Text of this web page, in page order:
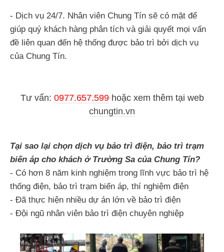
- Dịch vụ 24/7. Nhân viên Chung Tín sẽ có mặt để
giúp quý khách hàng phân tích và giải quyết mọi vấn
đề liên quan đến hệ thống được bảo trì bởi dịch vụ
của Chung Tín.
Tư vấn: 0977.657.599hoặc xem thêm tại web
chungtin.vn
Tại sao lại chọn dịch vụ bảo trì điện, bảo trì trạm
biến áp cho khách ở Trường Sa của Chung Tín?
- Có hơn 8 năm kinh nghiệm trong lĩnh vực bảo trì hệ
thống điện, bảo trì trạm biến áp, thí nghiệm điện
- Đã thực hiện nhiều dự án lớn về bảo trì điện
- Đội ngũ nhân viên bảo trì điện chuyên nghiệp